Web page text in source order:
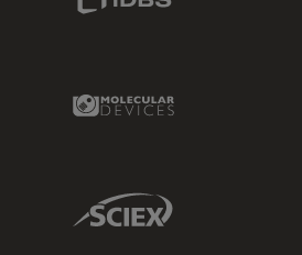
Molecular Devices Link
Sciex Link